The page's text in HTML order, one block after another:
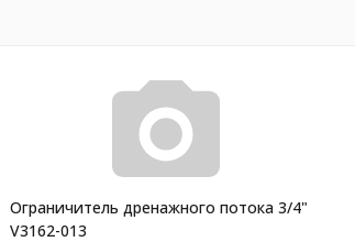
Ограничитель дренажного потока 3/4"
V3162-013